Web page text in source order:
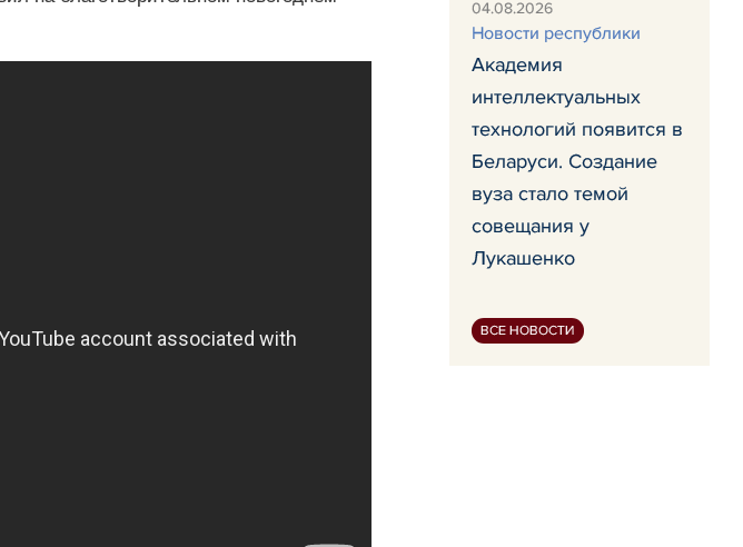
04.08.2026
Новости республики
Академия
интеллектуальных
технологий появится в
Беларуси. Создание
вуза стало темой
совещания у
Лукашенко
ВСЕ НОВОСТИ